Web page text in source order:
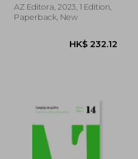
AZ Editora, 2023, 1 Edition,
Paperback, New